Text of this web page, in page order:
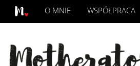
O MNIE WSPÓŁPRACA